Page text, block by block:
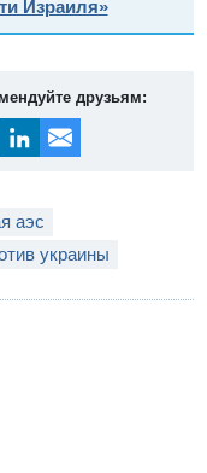
Израиля»
друзьям:
аэс
украины